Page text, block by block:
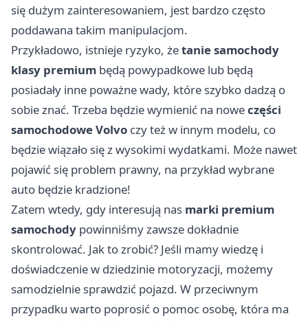
się dużym zainteresowaniem, jest bardzo często
poddawana takim manipulacjom.
Przykładowo, istnieje ryzyko, żetanie samochody
klasy premium będą powypadkowe lub będą
posiadały inne poważne wady, które szybko dadzą o
sobie znać. Trzeba będzie wymienić na noweczęści
samochodowe Volvo czy też w innym modelu, co
będzie wiązało się z wysokimi wydatkami. Może nawet
pojawić się problem prawny, na przykład wybrane
auto będzie kradzione!
Zatem wtedy, gdy interesują nas marki premium
samochody powinniśmy zawsze dokładnie
skontrolować. Jak to zrobić? Jeśli mamy wiedzę i
doświadczenie w dziedzinie motoryzacji, możemy
samodzielnie sprawdzić pojazd. W przeciwnym
przypadku warto poprosić o pomoc osobę, która ma